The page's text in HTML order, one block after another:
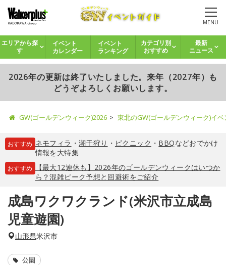
MENU
エリアから探
す
イベント
カレンダー
イベント
ランキング
カテゴリ別
おすすめ
最新
ニュース
2026年の更新は終了いたしました。来年（2027年）も
どうぞよろしくお願いします。
GW(ゴールデンウィーク)2026 東北のGW(ゴールデンウィーク)イ
おすすめ ネモフィラ ・ 潮干狩り ・ ピクニック ・ BBQなどおでかけ
情報を大特集
おすすめ
【最大12連休も】2026年のゴールデンウィークはいつか
ら？混雑ピーク予想と回避術をご紹介
成島ワクワクランド(米沢市立成島
児童遊園)
山形県米沢市
公園